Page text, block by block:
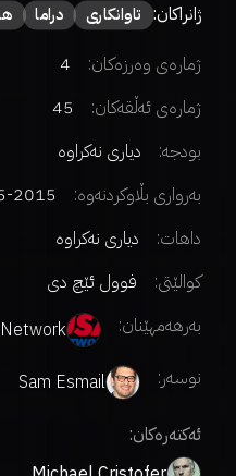
ژانراکان: تاوانکاری دراما
ژمارەی وەرزەکان:
4
ژمارەی ئەڵقەکان:
45
بودجە:
دیاری نەکراوە
بەرواری بڵاوکردنەوە:
2015-05-27
داهات:
دیاری نەکراوە
کوالێتی:
فوول ئێچ دی
بەرهەمهێنان:
نوسەر:
Sam Esmail
ئەکتەرەکان: